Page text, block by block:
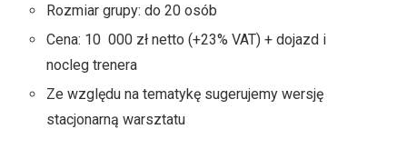
Rozmiar grupy: do 20 osób
Cena: 10 000 zł netto (+23% VAT) + dojazd i
nocleg trenera
Ze względu na tematykę sugerujemy wersję
stacjonarną warsztatu